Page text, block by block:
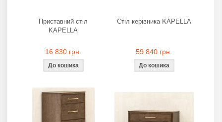
Приставний стіл
KAPELLA
16 830 грн.
Стіл керівника KAPELLA
59 840 грн.